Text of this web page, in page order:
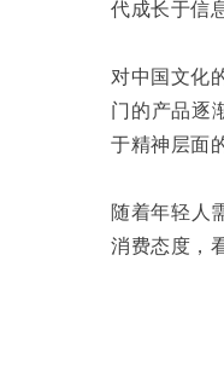
代成长于信
对中国文化
门的产品逐
于精神层面
随着年轻人
消费态度，